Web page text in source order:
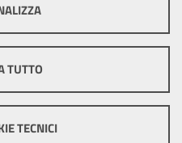
raccolgono i tuoi dati e le tue
di marketing e profilazione, e
bisogno di acquisire il tuo
TUTTO
TECNICI
Cookie